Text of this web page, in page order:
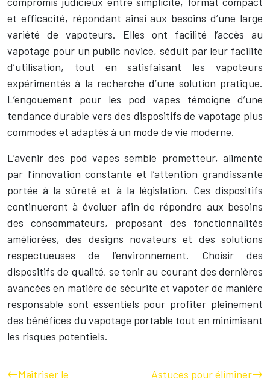
et efficacité, répondant ainsi aux besoins d’une large
variété de vapoteurs. Elles ont facilité l’accès au
vapotage pour un public novice, séduit par leur facilité
d’utilisation, tout en satisfaisant les vapoteurs
expérimentés à la recherche d’une solution pratique.
L’engouement pour les pod vapes témoigne d’une
tendance durable vers des dispositifs de vapotage plus
commodes et adaptés à un mode de vie moderne.
L’avenir des pod vapes semble prometteur, alimenté
par l’innovation constante et l’attention grandissante
portée à la sûreté et à la législation. Ces dispositifs
continueront à évoluer afin de répondre aux besoins
des consommateurs, proposant des fonctionnalités
améliorées, des designs novateurs et des solutions
respectueuses de l’environnement. Choisir des
dispositifs de qualité, se tenir au courant des dernières
avancées en matière de sécurité et vapoter de manière
responsable sont essentiels pour profiter pleinement
des bénéfices du vapotage portable tout en minimisant
les risques potentiels.
Maîtriser le
Astuces pour éliminer